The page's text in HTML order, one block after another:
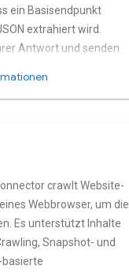
ein Basisendpunkt
extrahiert wird.
Antwort und senden
auf jeder Entität.
und nicht Snapshot-
und diecrawlt Website-
Webbrowser, um die
Es unterstützt Inhalte
Snapshot- und